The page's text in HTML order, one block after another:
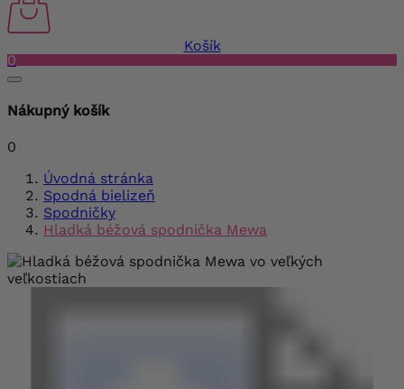
Košík
0
Nákupný košík
0
Úvodná stránka
Spodná bielizeň
Spodničky
Hladká béžová spodnička Mewa